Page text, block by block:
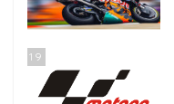
19